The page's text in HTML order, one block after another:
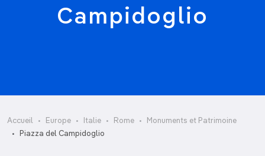
Campidoglio
Accueil Europe Italie Rome
Monuments et Patrimoine
Piazza del Campidoglio